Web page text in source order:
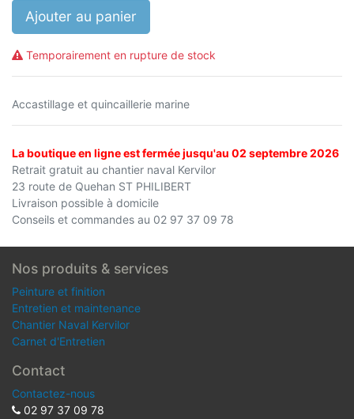
Ajouter au panier
Temporairement en rupture de stock
Accastillage et quincaillerie marine
La boutique en ligne est fermée jusqu'au 02 septembre 2026
Retrait gratuit au chantier naval Kervilor
23 route de Quehan ST PHILIBERT
Livraison possible à domicile
Conseils et commandes au 02 97 37 09 78
Nos produits & services
Peinture et finition
Entretien et maintenance
Chantier Naval Kervilor
Carnet d'Entretien
Contact
Contactez-nous
02 97 37 09 78